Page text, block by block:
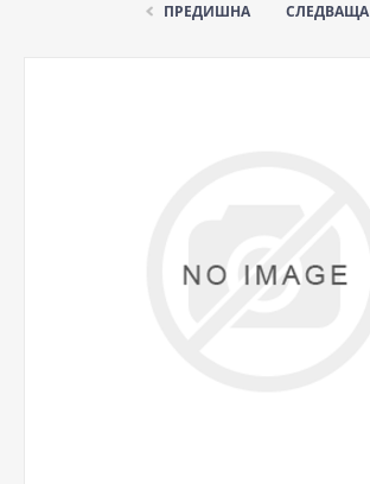
ПРЕДИШНА СЛЕДВАЩА